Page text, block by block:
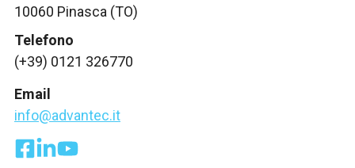
10060 Pinasca (TO)
Telefono
(+39) 0121 326770
Email
info@advantec.it